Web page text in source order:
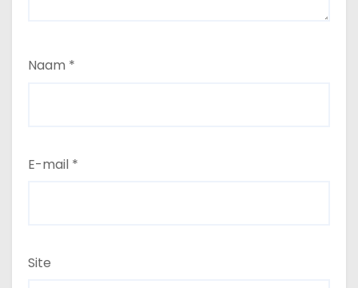
Naam *
E-mail *
Site